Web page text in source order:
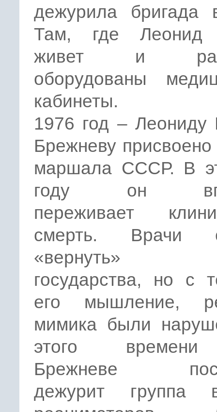
дежурила бригада
Там, где Леонид
живет и
оборудованы
кабинеты.
1976 год – Леониду
Брежневу присвоено
маршала СССР. В
году он
переживает
смерть. Врачи
«вернуть»
государства, но с
его мышление,
мимика были
этого
Брежневе
дежурит группа